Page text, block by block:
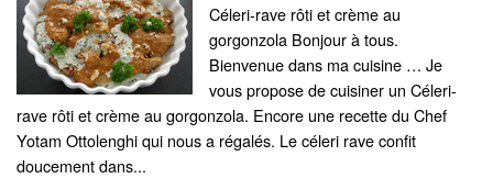
Céleri-rave rôti et crème au
gorgonzola Bonjour à tous.
Bienvenue dans ma cuisine … Je
vous propose de cuisiner un Céleri-
rave rôti et crème au gorgonzola. Encore une recette du Chef
Yotam Ottolenghi qui nous a régalés. Le céleri rave confit
doucement dans...